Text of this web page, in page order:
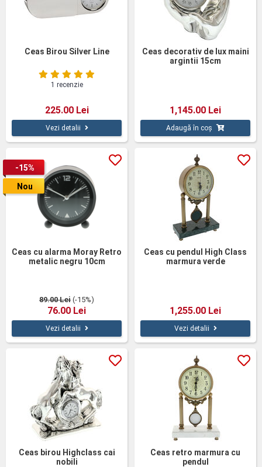
Ceas Birou Silver Line
1 recenzie
225.00 Lei
Vezi detalii
Ceas decorativ de lux maini
argintii 15cm
1,145.00 Lei
Adaugă în coș
Ceas cu alarma Moray Retro
metalic negru 10cm
89.00 Lei (-15%)
76.00 Lei
-15%
Nou
Vezi detalii
Ceas cu pendul High Class
marmura verde
1,255.00 Lei
Vezi detalii
Ceas birou Highclass cai
nobili
Ceas retro marmura cu
pendul